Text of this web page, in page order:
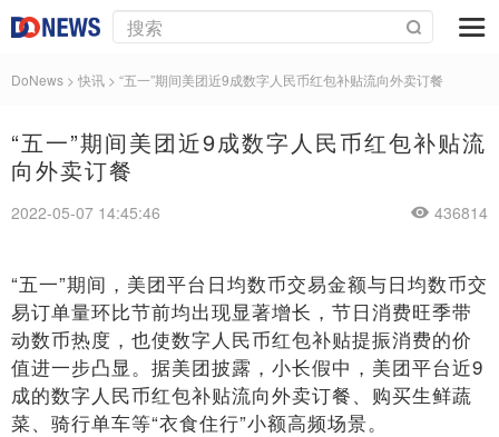
DoNews > 快讯 > “五一”期间美团近9成数字人民币红包补贴流向外卖订餐
“五一”期间美团近9成数字人民币红包补贴流
向外卖订餐
2022-05-07 14:45:46 436814
“五一”期间，美团平台日均数币交易金额与日均数币交
易订单量环比节前均出现显著增长，节日消费旺季带
动数币热度，也使数字人民币红包补贴提振消费的价
值进一步凸显。据美团披露，小长假中，美团平台近9
成的数字人民币红包补贴流向外卖订餐、购买生鲜蔬
菜、骑行单车等“衣食住行”小额高频场景。